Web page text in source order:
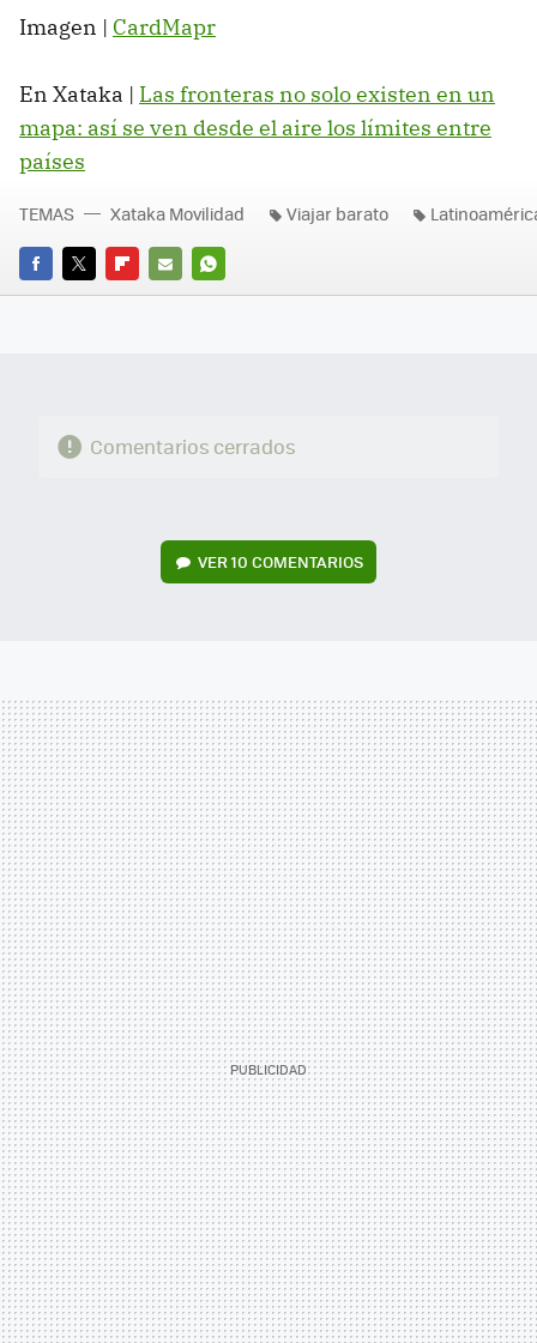
Imagen | CardMapr
En Xataka | Las fronteras no solo existen en un
mapa: así se ven desde el aire los límites entre
países
FACEBOOK
TWITTERFLIPBOARD
E-
WHATSAPP
TEMAS Xataka Movilidad Viajar barato
Comentarios cerrados
VER10 COMENTARIOS